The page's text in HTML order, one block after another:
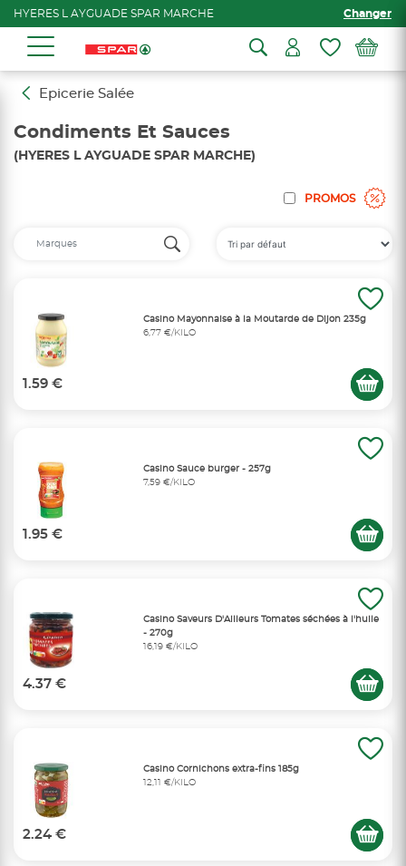
HYERES L AYGUADE SPAR MARCHE Changer
Epicerie Salée
Condiments Et Sauces
(HYERES L AYGUADE SPAR MARCHE)
PROMOS
Casino Mayonnaise à la Moutarde de Dijon 235g
6,77 €/KILO
1.59 €
Casino Sauce burger - 257g
7,59 €/KILO
1.95 €
Casino Saveurs D'Ailleurs Tomates séchées à l'huile
- 270g
16,19 €/KILO
4.37 €
Casino Cornichons extra-fins 185g
12,11 €/KILO
2.24 €